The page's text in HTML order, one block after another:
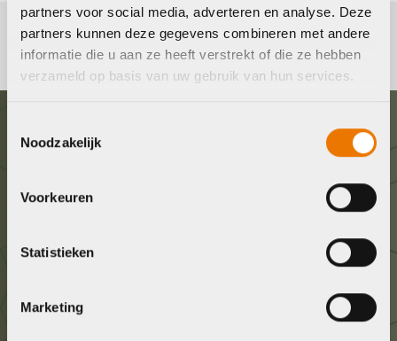
partners voor social media, adverteren en analyse. Deze
partners kunnen deze gegevens combineren met andere
informatie die u aan ze heeft verstrekt of die ze hebben
verzameld op basis van uw gebruik van hun services.
Noodzakelijk
Voorkeuren
Statistieken
Marketing
Graag in contact komen?
Wij staan voor je klaar! Neem contact op via de